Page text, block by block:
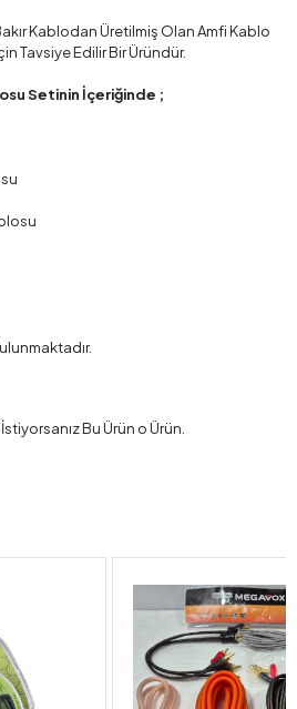
Kablodan Üretilmiş Olan Amfi Kablo
Tavsiye Edilir Bir Üründür.
Setinin İçeriğinde ;
Bu Ürün o Ürün.